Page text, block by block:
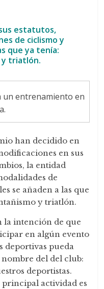
estatutos,
de ciclismo y
que ya tenía:
y triatlón.
un entrenamiento en
han decidido en
en sus
la entidad
de
se añaden a las que
y triatlón.
la intención de que
en algún evento
deportivas pueda
del del club:
deportistas.
actividad es